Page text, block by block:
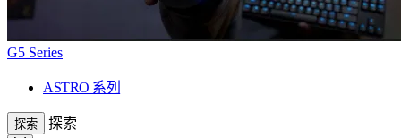
G5 Series
ASTRO 系列
探索 探索